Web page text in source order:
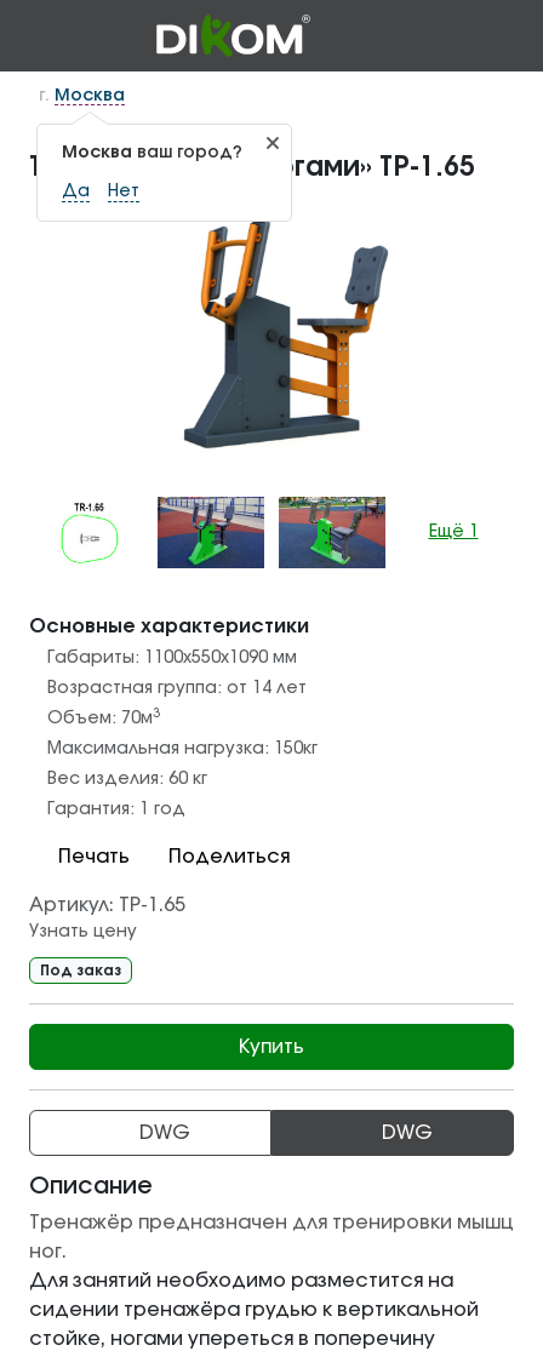
г. Москва
Москва ваш город?
Да Нет
Тренажер «Жим ногами» ТР-1.65
Ещё 1
Основные характеристики
Габариты: 1100х550х1090 мм
Возрастная группа: от 14 лет
Объем: 70м3
Максимальная нагрузка: 150кг
Вес изделия: 60 кг
Гарантия:
1 год
Печать Поделиться
Артикул: ТР-1.65
Узнать цену
Под заказ
Купить
DWG DWG
Описание
Тренажёр предназначен для тренировки мышц
ног.
Для занятий необходимо разместится на
сидении тренажёра грудью к вертикальной
стойке, ногами упереться в поперечину